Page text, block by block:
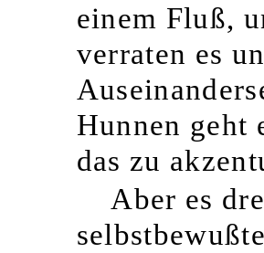
einem Fluß,
verraten es
Hunnen geht
das zu
Aber es